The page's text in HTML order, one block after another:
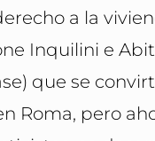
a la
Inquilini e
que se
Roma, pero